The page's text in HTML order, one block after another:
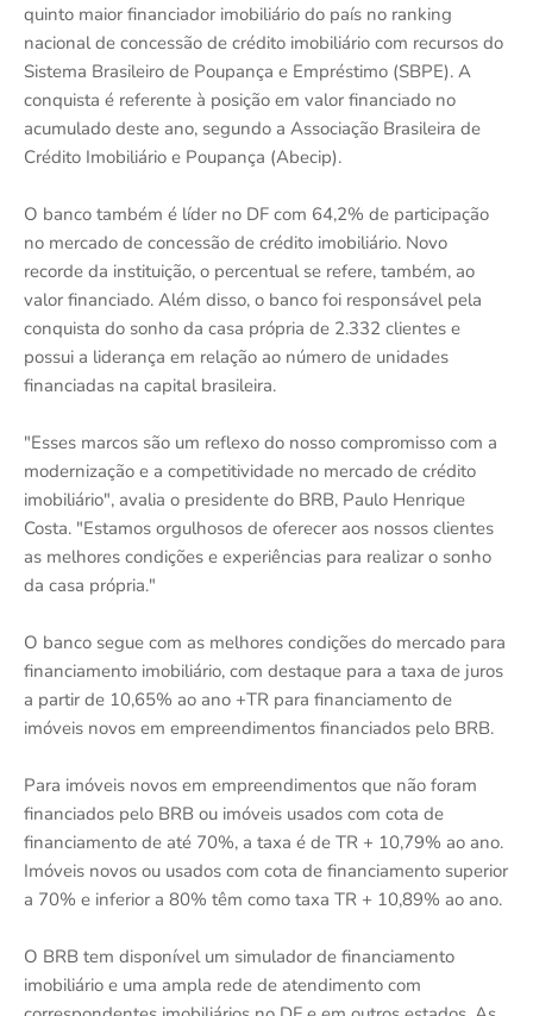
quinto maior financiador imobiliário do país no ranking
nacional de concessão de crédito imobiliário com recursos do
Sistema Brasileiro de Poupança e Empréstimo (SBPE). A
conquista é referente à posição em valor financiado no
acumulado deste ano, segundo a Associação Brasileira de
Crédito Imobiliário e Poupança (Abecip).
O banco também é líder no DF com 64,2% de participação
no mercado de concessão de crédito imobiliário. Novo
recorde da instituição, o percentual se refere, também, ao
valor financiado. Além disso, o banco foi responsável pela
conquista do sonho da casa própria de 2.332 clientes e
possui a liderança em relação ao número de unidades
financiadas na capital brasileira.
"Esses marcos são um reflexo do nosso compromisso com a
modernização e a competitividade no mercado de crédito
imobiliário", avalia o presidente do BRB, Paulo Henrique
Costa. "Estamos orgulhosos de oferecer aos nossos clientes
as melhores condições e experiências para realizar o sonho
da casa própria."
O banco segue com as melhores condições do mercado para
financiamento imobiliário, com destaque para a taxa de juros
a partir de 10,65% ao ano +TR para financiamento de
imóveis novos em empreendimentos financiados pelo BRB.
Para imóveis novos em empreendimentos que não foram
financiados pelo BRB ou imóveis usados com cota de
financiamento de até 70%, a taxa é de TR + 10,79% ao ano.
Imóveis novos ou usados com cota de financiamento superior
a 70% e inferior a 80% têm como taxa TR + 10,89% ao ano.
O BRB tem disponível um simulador de financiamento
imobiliário e uma ampla rede de atendimento com